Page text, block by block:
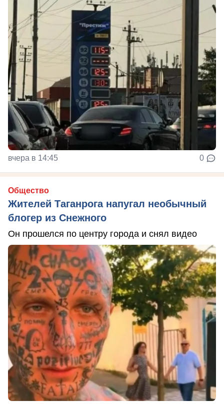
вчера в 14:45 0
Общество
Жителей Таганрога напугал необычный
блогер из Снежного
Он прошелся по центру города и снял видео